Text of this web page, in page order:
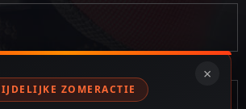
×
ZOMERACTIE